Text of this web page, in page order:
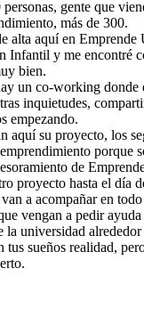
gente que
más de 300.
alta aquí en Emprende
Infantil y me encontré
bien.
un co-working donde
inquietudes,
empezando.
aquí su proyecto, los
porque
de
proyecto hasta el día
a acompañar en
vengan a pedir
la universidad
sueños realidad,